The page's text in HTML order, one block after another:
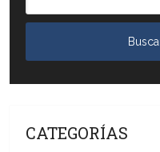
CATEGORÍAS